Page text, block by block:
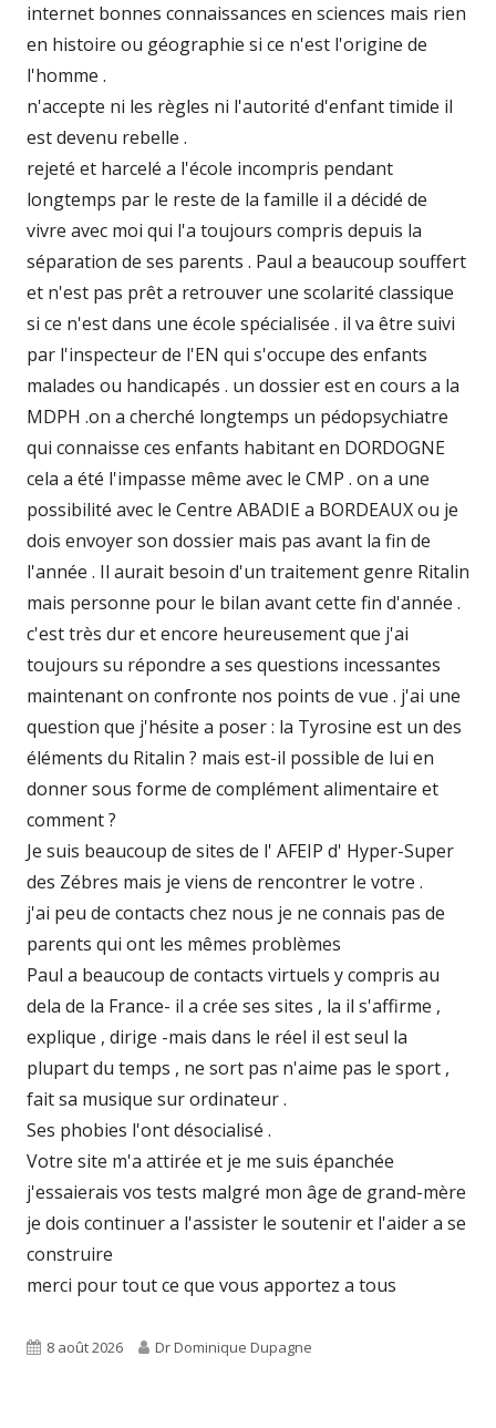
internet bonnes connaissances en sciences mais rien
en histoire ou géographie si ce n'est l'origine de
l'homme .
n'accepte ni les règles ni l'autorité d'enfant timide il
est devenu rebelle .
rejeté et harcelé a l'école incompris pendant
longtemps par le reste de la famille il a décidé de
vivre avec moi qui l'a toujours compris depuis la
séparation de ses parents . Paul a beaucoup souffert
et n'est pas prêt a retrouver une scolarité classique
si ce n'est dans une école spécialisée . il va être suivi
par l'inspecteur de l'EN qui s'occupe des enfants
malades ou handicapés . un dossier est en cours a la
MDPH .on a cherché longtemps un pédopsychiatre
qui connaisse ces enfants habitant en DORDOGNE
cela a été l'impasse même avec le CMP . on a une
possibilité avec le Centre ABADIE a BORDEAUX ou je
dois envoyer son dossier mais pas avant la fin de
l'année . Il aurait besoin d'un traitement genre Ritalin
mais personne pour le bilan avant cette fin d'année .
c'est très dur et encore heureusement que j'ai
toujours su répondre a ses questions incessantes
maintenant on confronte nos points de vue . j'ai une
question que j'hésite a poser : la Tyrosine est un des
éléments du Ritalin ? mais est-il possible de lui en
donner sous forme de complément alimentaire et
comment ?
Je suis beaucoup de sites de l' AFEIP d' Hyper-Super
des Zébres mais je viens de rencontrer le votre .
j'ai peu de contacts chez nous je ne connais pas de
parents qui ont les mêmes problèmes
Paul a beaucoup de contacts virtuels y compris au
dela de la France- il a crée ses sites , la il s'affirme ,
explique , dirige -mais dans le réel il est seul la
plupart du temps , ne sort pas n'aime pas le sport ,
fait sa musique sur ordinateur .
Ses phobies l'ont désocialisé .
Votre site m'a attirée et je me suis épanchée
j'essaierais vos tests malgré mon âge de grand-mère
je dois continuer a l'assister le soutenir et l'aider a se
construire
merci pour tout ce que vous apportez a tous
Published
8 août 2026 Author
Dr Dominique Dupagne